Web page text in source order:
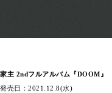
家主 2ndフルアルバム『DOOM』
発売日：2021.12.8(水)